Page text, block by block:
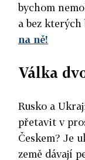
bychom
a bez
na ně!
Válka
Rusko a
přetavit v
Českem? Je
země dávají